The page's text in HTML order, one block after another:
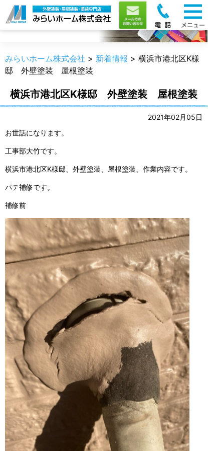
新着情報
みらいホーム株式会社 > 新着情報 > 横浜市港北区K様
邸 外壁塗装 屋根塗装
横浜市港北区K様邸 外壁塗装 屋根塗装
2021年02月05日
お世話になります。
工事部大竹です。
横浜市港北区K様邸、外壁塗装、屋根塗装、作業内容です。
パテ補修です。
補修前